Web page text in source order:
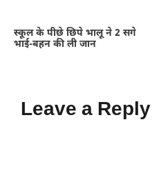
स्कूल के पीछे छिपे भालू ने 2 सगे
भाई-बहन की ली जान
Leave a Reply